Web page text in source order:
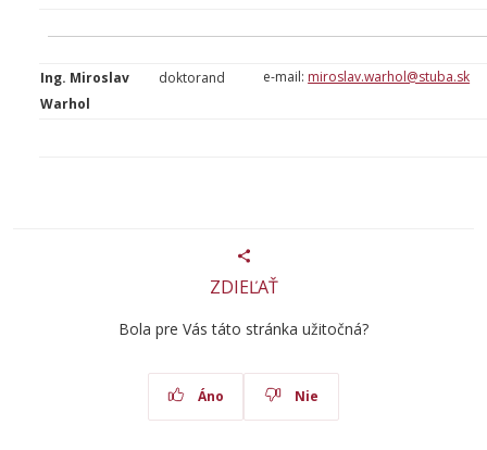
Ing. Miroslav
Warhol
doktorand e-mail: miroslav.warhol@stuba.sk
ZDIEĽAŤ
Bola pre Vás táto stránka užitočná?
Áno Nie